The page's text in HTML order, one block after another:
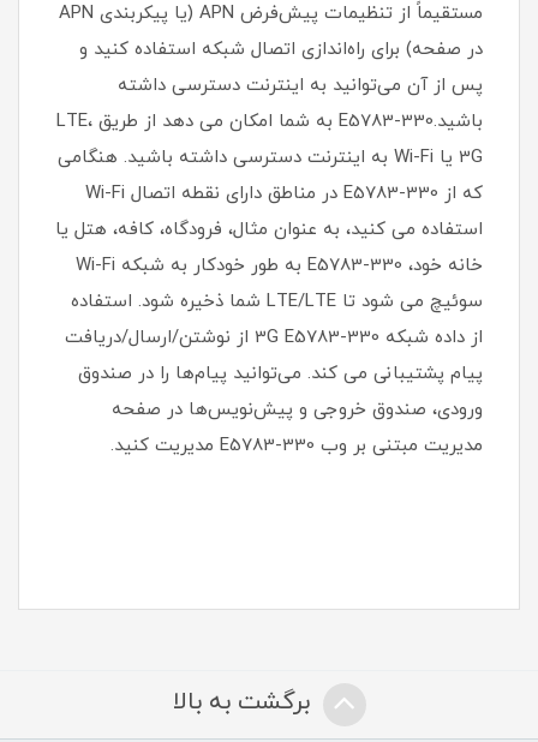
مستقیماً از تنظیمات پیش‌فرض APN (یا پیکربندی APN
در صفحه) برای راه‌اندازی اتصال شبکه استفاده کنید و
پس از آن می‌توانید به اینترنت دسترسی داشته
باشید.E5783-330 به شما امکان می دهد از طریق LTE،
3G یا Wi-Fi به اینترنت دسترسی داشته باشید. هنگامی
که از E5783-330 در مناطق دارای نقطه اتصال Wi-Fi
استفاده می کنید، به عنوان مثال، فرودگاه، کافه، هتل یا
خانه خود، E5783-330 به طور خودکار به شبکه Wi-Fi
سوئیچ می شود تا LTE/LTE شما ذخیره شود. استفاده
از داده شبکه 3G E5783-330 از نوشتن/ارسال/دریافت
پیام پشتیبانی می کند. می‌توانید پیام‌ها را در صندوق
ورودی، صندوق خروجی و پیش‌نویس‌ها در صفحه
مدیریت مبتنی بر وب E5783-330 مدیریت کنید.
برگشت به بالا